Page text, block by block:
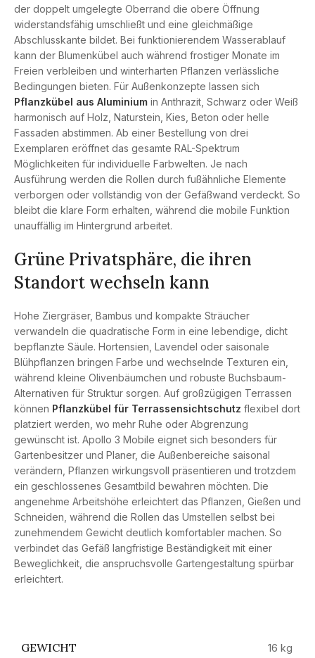
der doppelt umgelegte Oberrand die obere Öffnung
widerstandsfähig umschließt und eine gleichmäßige
Abschlusskante bildet. Bei funktionierendem Wasserablauf
kann der Blumenkübel auch während frostiger Monate im
Freien verbleiben und winterharten Pflanzen verlässliche
Bedingungen bieten. Für Außenkonzepte lassen sich
Pflanzkübel aus Aluminium in Anthrazit, Schwarz oder Weiß
harmonisch auf Holz, Naturstein, Kies, Beton oder helle
Fassaden abstimmen. Ab einer Bestellung von drei
Exemplaren eröffnet das gesamte RAL-Spektrum
Möglichkeiten für individuelle Farbwelten. Je nach
Ausführung werden die Rollen durch fußähnliche Elemente
verborgen oder vollständig von der Gefäßwand verdeckt. So
bleibt die klare Form erhalten, während die mobile Funktion
unauffällig im Hintergrund arbeitet.
Grüne Privatsphäre, die ihren
Standort wechseln kann
Hohe Ziergräser, Bambus und kompakte Sträucher
verwandeln die quadratische Form in eine lebendige, dicht
bepflanzte Säule. Hortensien, Lavendel oder saisonale
Blühpflanzen bringen Farbe und wechselnde Texturen ein,
während kleine Olivenbäumchen und robuste Buchsbaum-
Alternativen für Struktur sorgen. Auf großzügigen Terrassen
können Pflanzkübel für Terrassensichtschutz flexibel dort
platziert werden, wo mehr Ruhe oder Abgrenzung
gewünscht ist. Apollo 3 Mobile eignet sich besonders für
Gartenbesitzer und Planer, die Außenbereiche saisonal
verändern, Pflanzen wirkungsvoll präsentieren und trotzdem
ein geschlossenes Gesamtbild bewahren möchten. Die
angenehme Arbeitshöhe erleichtert das Pflanzen, Gießen und
Schneiden, während die Rollen das Umstellen selbst bei
zunehmendem Gewicht deutlich komfortabler machen. So
verbindet das Gefäß langfristige Beständigkeit mit einer
Beweglichkeit, die anspruchsvolle Gartengestaltung spürbar
erleichtert.
GEWICHT 16 kg